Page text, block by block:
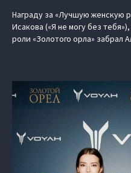
Награду за «Лучшую женскую
Исакова («Я не могу без
роли «Золотого орла» забрал